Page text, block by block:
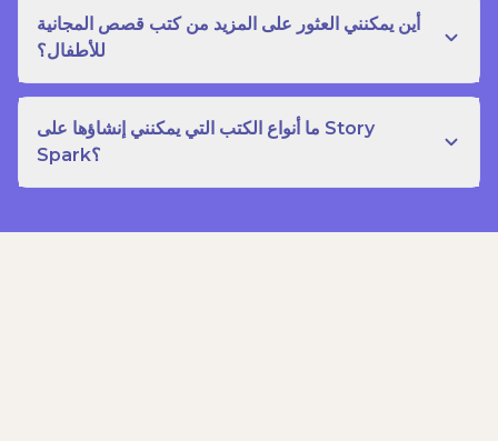
أين يمكنني العثور على المزيد من كتب قصص المجانية
للأطفال؟
ما أنواع الكتب التي يمكنني إنشاؤها على Story
Spark؟